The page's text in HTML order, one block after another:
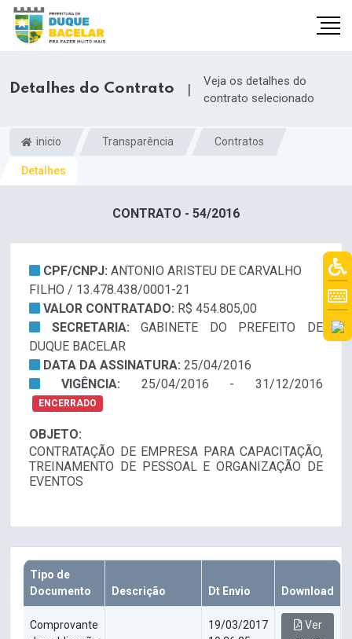
Detalhes do Contrato |
Veja os detalhes do
contrato selecionado
inicio Transparência Contratos
Detalhes
CONTRATO - 54/2016
CPF/CNPJ: ANTONIO ARISTEU DE CARVALHO
FILHO / 13.478.438/0001-21
VALOR CONTRATADO: R$ 454.805,00
SECRETARIA:GABINETE DO PREFEITO DE
DUQUE BACELAR
DATA DA ASSINATURA: 25/04/2016
VIGÊNCIA: 25/04/2016 - 31/12/2016
ENCERRADO
OBJETO:
CONTRATAÇÃO DE EMPRESA PARA CAPACITAÇÃO,
TREINAMENTO DE PESSOAL E ORGANIZAÇÃO DE
EVENTOS
Tipo de
Documento
Descrição Dt Envio Download
Comprovante
19/03/2017
Ver